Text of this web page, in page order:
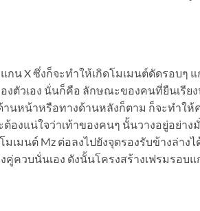
กน X ซึ่งก็จะทำให้เกิดโมเมนต์ดัดรอบๆ
องตัวเอง นั่นก็คือ ลักษณะของคนที่ยืนเ
านหน้าหรือทางด้านหลังก็ตาม ก็จะทำใ
ต้องแน่ใจว่าเท้าของคนๆ นั้นวางอยู่อย่า
เมนต์ Mz ต่อลงไปยังจุดรองรับข้างล่า
งคู่ควบนั่นเอง ดังนั้นโครงสร้างเฟรมรอ